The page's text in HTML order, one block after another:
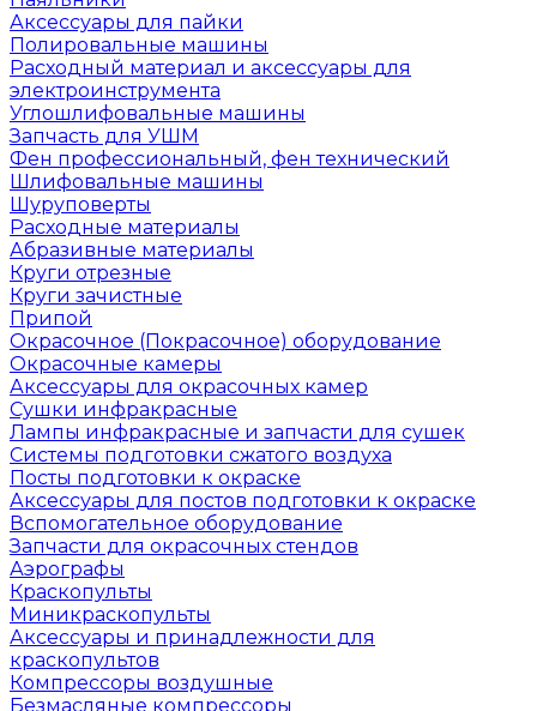
Аксессуары для пайки
Полировальные машины
Расходный материал и аксессуары для
электроинструмента
Углошлифовальные машины
Запчасть для УШМ
Фен профессиональный, фен технический
Шлифовальные машины
Шуруповерты
Расходные материалы
Абразивные материалы
Круги отрезные
Круги зачистные
Припой
Окрасочное (Покрасочное) оборудование
Окрасочные камеры
Аксессуары для окрасочных камер
Сушки инфракрасные
Лампы инфракрасные и запчасти для сушек
Системы подготовки сжатого воздуха
Посты подготовки к окраске
Аксессуары для постов подготовки к окраске
Вспомогательное оборудование
Запчасти для окрасочных стендов
Аэрографы
Краскопульты
Миникраскопульты
Аксессуары и принадлежности для
краскопультов
Компрессоры воздушные
Безмасляные компрессоры